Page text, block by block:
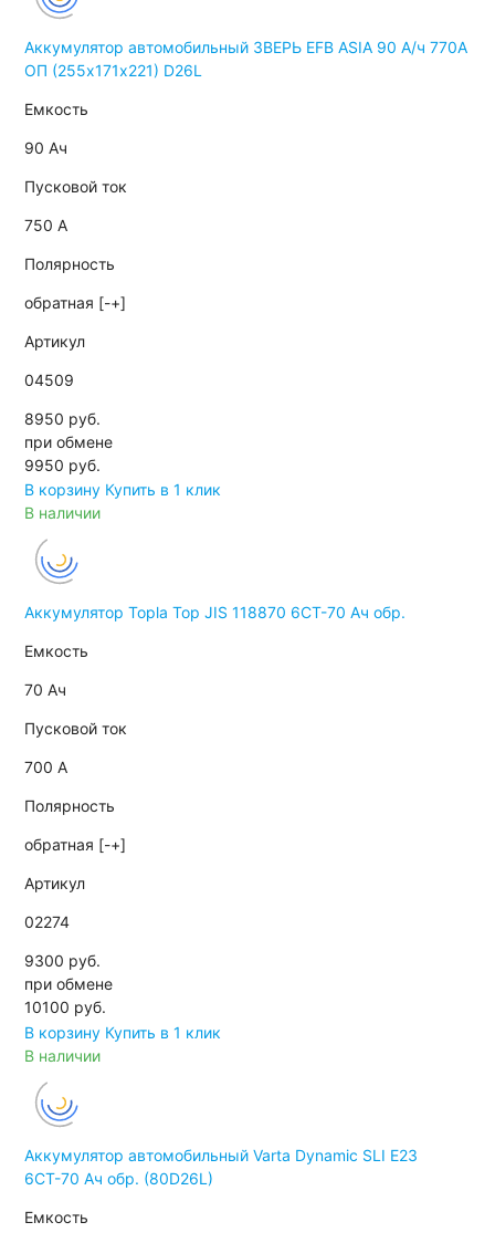
Аккумулятор автомобильный ЗВЕРЬ EFB ASIA 90 А/ч 770A
ОП (255х171х221) D26L
Емкость
90 Ач
Пусковой ток
750 А
Полярность
обратная [-+]
Артикул
04509
8950 руб.
при обмене
9950 руб.
В корзину Купить в 1 клик
В наличии
Аккумулятор Topla Top JIS 118870 6СТ-70 Ач обр.
Емкость
70 Ач
Пусковой ток
700 А
Полярность
обратная [-+]
Артикул
02274
9300 руб.
при обмене
10100 руб.
В корзину Купить в 1 клик
В наличии
Аккумулятор автомобильный Varta Dynamic SLI E23
6СТ-70 Ач обр. (80D26L)
Емкость